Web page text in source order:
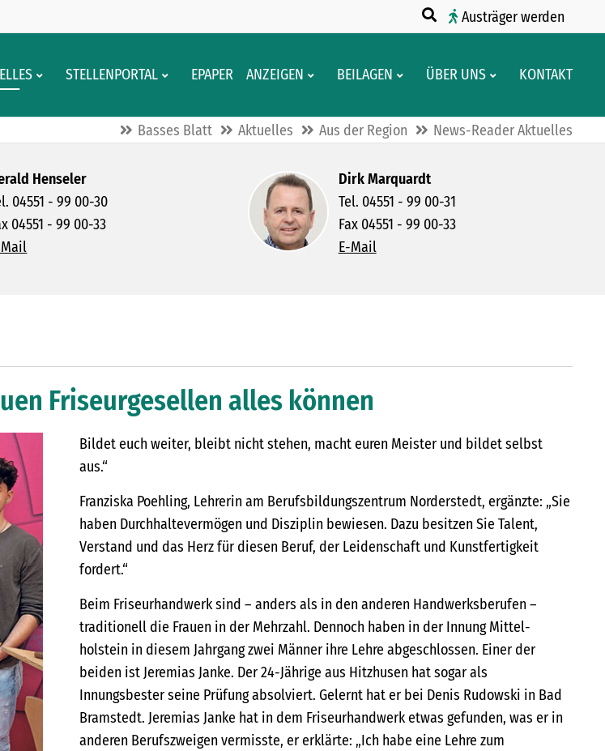
Austräger werden
STELLENPORTAL EPAPER ANZEIGEN BEILAGEN ÜBER UNS KONTAKT
Basses Blatt Aktuelles Aus der Region News-Reader Aktuelles
Henseler
04551 - 99 00-30
04551 - 99 00-33
Dirk Marquardt
Tel. 04551 - 99 00-31
Fax 04551 - 99 00-33
E-Mail
Friseurgesellen alles können
Bildet euch weiter, bleibt nicht stehen, macht euren Meister und bildet selbst
aus.“
Franziska Poehling, Lehrerin am Berufsbildungszentrum Norderstedt, ergänzte: „Sie
haben Durchhaltevermögen und Disziplin bewiesen. Dazu besitzen Sie Talent,
Verstand und das Herz für diesen Beruf, der Leidenschaft und Kunstfertigkeit
fordert.“
Beim Friseurhandwerk sind – anders als in den anderen Handwerksberufen –
traditionell die Frauen in der Mehrzahl. Dennoch haben in der Innung Mittel-
holstein in diesem Jahrgang zwei Männer ihre Lehre abgeschlossen. Einer der
beiden ist Jeremias Janke. Der 24-Jährige aus Hitzhusen hat sogar als
Innungsbester seine Prüfung absolviert. Gelernt hat er bei Denis Rudowski in Bad
Bramstedt. Jeremias Janke hat in dem Friseurhandwerk etwas gefunden, was er in
anderen Berufszweigen vermisste, er erklärte: „Ich habe eine Lehre zum